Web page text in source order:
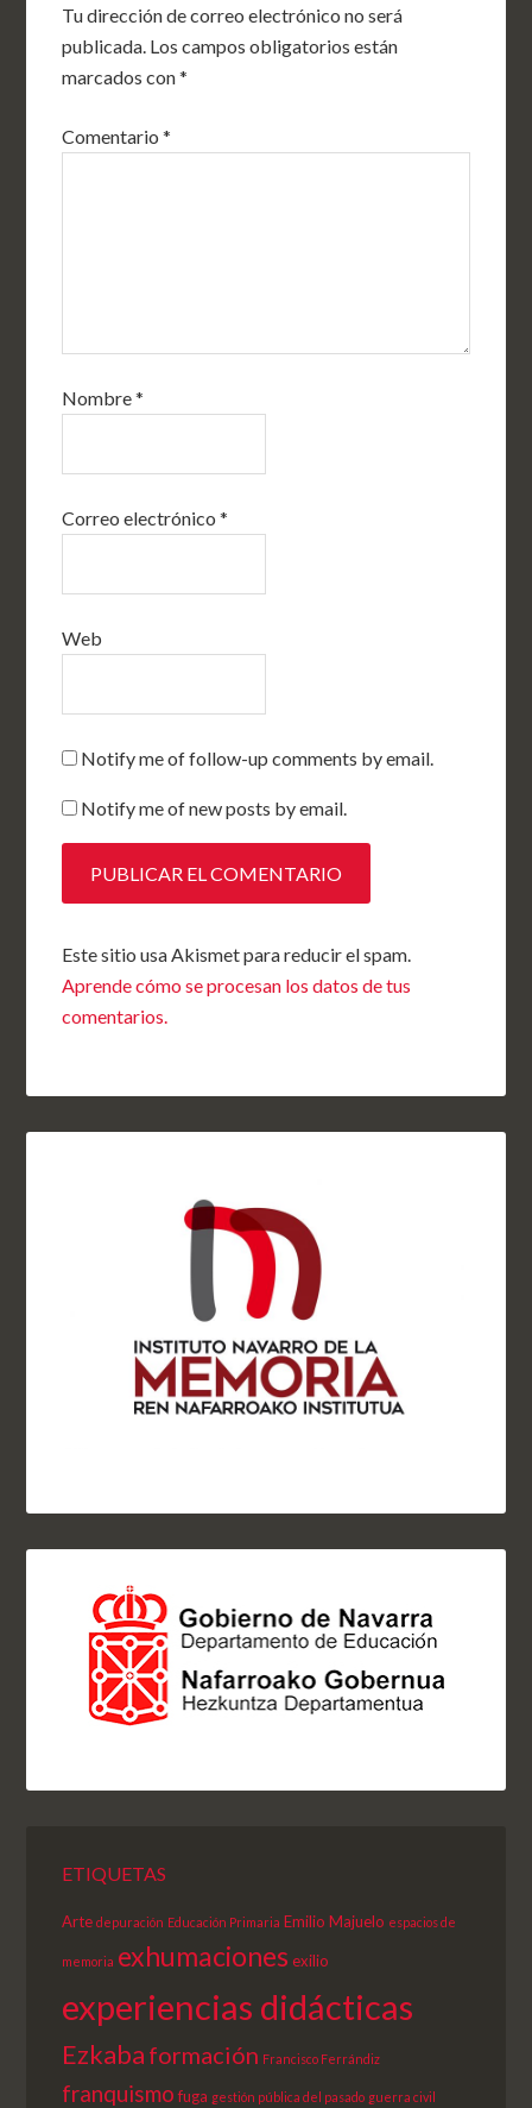
Tu dirección de correo electrónico no será
publicada. Los campos obligatorios están
marcados con*
Comentario*
Nombre*
Correo electrónico*
Web
Notify me of follow-up comments by email.
Notify me of new posts by email.
Este sitio usa Akismet para reducir el spam.
Aprende cómo se procesan los datos de tus
comentarios.
ETIQUETAS
Arte depuración Educación Primaria Emilio Majuelo espacios de
memoria exhumaciones exilio
experiencias didácticas
Ezkaba formación Francisco Ferrándiz
franquismo fuga gestión pública del pasado guerra civil